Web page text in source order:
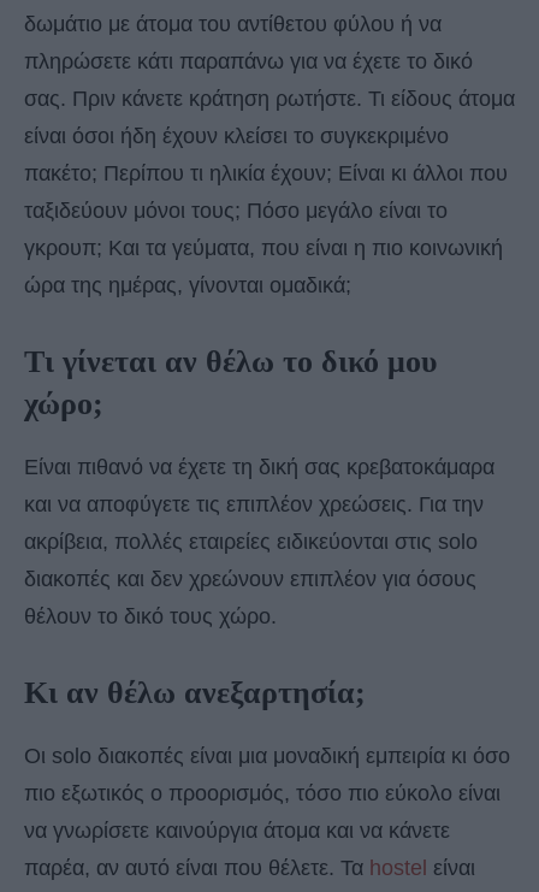
δωμάτιο με άτομα του αντίθετου φύλου ή να
πληρώσετε κάτι παραπάνω για να έχετε το δικό
σας. Πριν κάνετε κράτηση ρωτήστε. Τι είδους άτομα
είναι όσοι ήδη έχουν κλείσει το συγκεκριμένο
πακέτο; Περίπου τι ηλικία έχουν; Είναι κι άλλοι που
ταξιδεύουν μόνοι τους; Πόσο μεγάλο είναι το
γκρουπ; Και τα γεύματα, που είναι η πιο κοινωνική
ώρα της ημέρας, γίνονται ομαδικά;
Τι γίνεται αν θέλω το δικό μου
χώρο;
Είναι πιθανό να έχετε τη δική σας κρεβατοκάμαρα
και να αποφύγετε τις επιπλέον χρεώσεις. Για την
ακρίβεια, πολλές εταιρείες ειδικεύονται στις solo
διακοπές και δεν χρεώνουν επιπλέον για όσους
θέλουν το δικό τους χώρο.
Κι αν θέλω ανεξαρτησία;
Οι solo διακοπές είναι μια μοναδική εμπειρία κι όσο
πιο εξωτικός ο προορισμός, τόσο πιο εύκολο είναι
να γνωρίσετε καινούργια άτομα και να κάνετε
παρέα, αν αυτό είναι που θέλετε. Τα hostel είναι